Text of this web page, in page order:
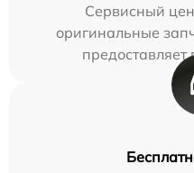
Сервисный
оригинальные
предоставляет